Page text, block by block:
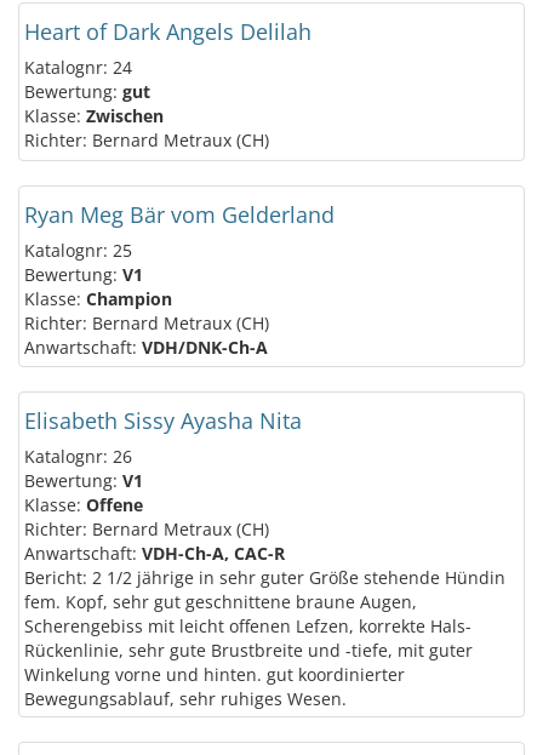
Heart of Dark Angels Delilah
Katalognr: 24
Bewertung: gut
Klasse: Zwischen
Richter: Bernard Metraux (CH)
Ryan Meg Bär vom Gelderland
Katalognr: 25
Bewertung: V1
Klasse: Champion
Richter: Bernard Metraux (CH)
Anwartschaft: VDH/DNK-Ch-A
Elisabeth Sissy Ayasha Nita
Katalognr: 26
Bewertung: V1
Klasse: Offene
Richter: Bernard Metraux (CH)
Anwartschaft: VDH-Ch-A, CAC-R
Bericht: 2 1/2 jährige in sehr guter Größe stehende Hündin
fem. Kopf, sehr gut geschnittene braune Augen,
Scherengebiss mit leicht offenen Lefzen, korrekte Hals-
Rückenlinie, sehr gute Brustbreite und -tiefe, mit guter
Winkelung vorne und hinten. gut koordinierter
Bewegungsablauf, sehr ruhiges Wesen.